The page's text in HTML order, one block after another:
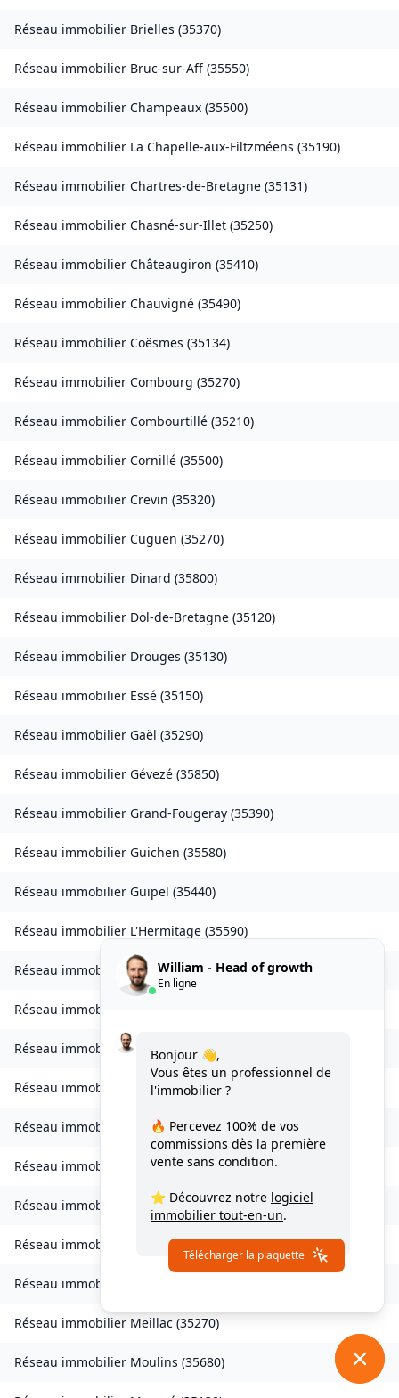
Réseau immobilier Brielles (35370)
Réseau immobilier Bruc-sur-Aff (35550)
Réseau immobilier Champeaux (35500)
Réseau immobilier La Chapelle-aux-Filtzméens (35190)
Réseau immobilier Chartres-de-Bretagne (35131)
Réseau immobilier Chasné-sur-Illet (35250)
Réseau immobilier Châteaugiron (35410)
Réseau immobilier Chauvigné (35490)
Réseau immobilier Coësmes (35134)
Réseau immobilier Combourg (35270)
Réseau immobilier Combourtillé (35210)
Réseau immobilier Cornillé (35500)
Réseau immobilier Crevin (35320)
Réseau immobilier Cuguen (35270)
Réseau immobilier Dinard (35800)
Réseau immobilier Dol-de-Bretagne (35120)
Réseau immobilier Drouges (35130)
Réseau immobilier Essé (35150)
Réseau immobilier Gaël (35290)
Réseau immobilier Gévezé (35850)
Réseau immobilier Grand-Fougeray (35390)
Réseau immobilier Guichen (35580)
Réseau immobilier Guipel (35440)
Réseau immobilier L'Hermitage (35590)
Réseau immobilierLaillé(35890
Réseau immobilierLandavran(35450)
Réseau immobilierLivré-sur-Changeon
Réseau immobilier Lohéac(35550)
Réseau immobilier Longaulnay(35190)
Réseau immobilier Loutehel(35330)
Réseau immobilier Louvigné-du-Désert(35420)
Réseau immobilier Martigné-Ferchaud
Réseau immobilier
Réseau immobilier Meillac (35270)
Réseau immobilier Moulins (35680)
William - Head of growth
En ligne
Bonjour 👋,
Vous êtes un professionnel de
l'immobilier ?
🔥 Percevez 100% de vos
commissions dès la première
vente sans condition.
⭐ Découvrez notre logiciel
immobilier tout-en-un.
Télécharger la plaquette